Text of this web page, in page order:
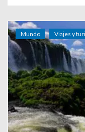
Mundo Viajes y